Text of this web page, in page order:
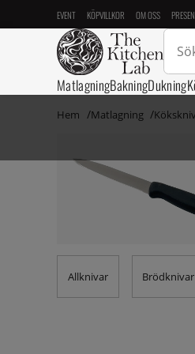
EVENT KÖPVILLKOR OM OSS
MatlagningBakningDukning
Hem Matlagning
Allknivar Brödknivar